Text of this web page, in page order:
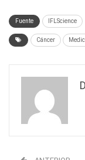
Fuente IFLScience
Cáncer